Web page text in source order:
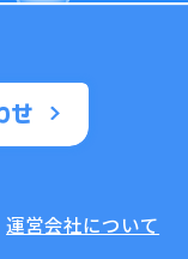
せ
運営会社について